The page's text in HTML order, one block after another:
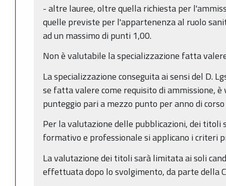
- altre lauree, oltre quella richiesta per
quelle previste per l'appartenenza al ruolo
ad un massimo di punti 1,00.
Non è valutabile la specializzazione fatta
La specializzazione conseguita ai sensi del D.
se fatta valere come requisito di ammissione,
punteggio pari a mezzo punto per anno di
Per la valutazione delle pubblicazioni, dei titoli
formativo e professionale si applicano i criteri
La valutazione dei titoli sarà limitata ai soli
effettuata dopo lo svolgimento, da parte della